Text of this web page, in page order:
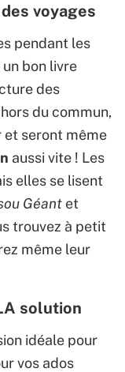
voyages
pendant les
bon livre
des
du commun,
et seront même
aussi vite ! Les
elles se lisent
Géant et
trouvez à petit
même leur
solution
idéale pour
vos ados